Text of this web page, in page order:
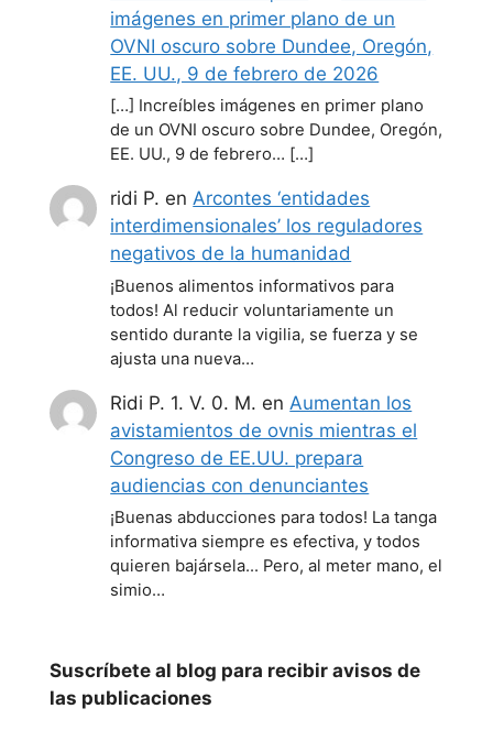
imágenes en primer plano de un
OVNI oscuro sobre Dundee, Oregón,
EE. UU., 9 de febrero de 2026
[…] Increíbles imágenes en primer plano
de un OVNI oscuro sobre Dundee, Oregón,
EE. UU., 9 de febrero… […]
ridi P. enArcontes ‘entidades
interdimensionales’ los reguladores
negativos de la humanidad
¡Buenos alimentos informativos para
todos! Al reducir voluntariamente un
sentido durante la vigilia, se fuerza y se
ajusta una nueva…
Ridi P. 1. V. 0. M. en Aumentan los
avistamientos de ovnis mientras el
Congreso de EE.UU. prepara
audiencias con denunciantes
¡Buenas abducciones para todos! La tanga
informativa siempre es efectiva, y todos
quieren bajársela... Pero, al meter mano, el
simio…
Suscríbete al blog para recibir avisos de
las publicaciones